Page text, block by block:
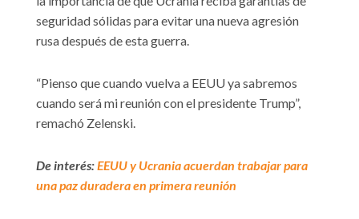
seguridad sólidas para evitar una nueva agresión
rusa después de esta guerra.
“Pienso que cuando vuelva a EEUU ya sabremos
cuando será mi reunión con el presidente Trump”,
remachó Zelenski.
De interés:EEUU y Ucrania acuerdan trabajar para
una paz duradera en primera reunión